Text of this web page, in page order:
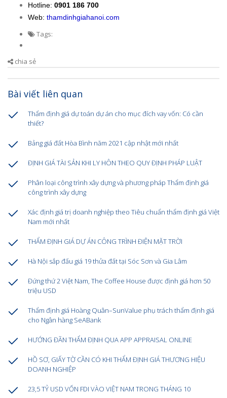
Hotline: 0901 186 700
Web: thamdinhgiahanoi.com
Tags:
chia sẻ
Bài viết liên quan
Thẩm định giá dự toán dự án cho mục đích vay vốn: Có cần
thiết?
Bảng giá đất Hòa Bình năm 2021 cập nhật mới nhất
ĐỊNH GIÁ TÀI SẢN KHI LY HÔN THEO QUY ĐỊNH PHÁP LUẬT
Phân loại công trình xây dựng và phương pháp Thẩm định giá
công trình xây dựng
Xác định giá trị doanh nghiệp theo Tiêu chuẩn thẩm định giá Việt
Nam mới nhất
THẨM ĐỊNH GIÁ DỰ ÁN CÔNG TRÌNH ĐIỆN MẶT TRỜI
Hà Nội sắp đấu giá 19 thửa đất tại Sóc Sơn và Gia Lâm
Đứng thứ 2 Việt Nam, The Coffee House được định giá hơn 50
triệu USD
Thẩm định giá Hoàng Quân–SunValue phụ trách thẩm định giá
cho Ngân hàng SeABank
HƯỚNG ĐÃN THẨM ĐỊNH QUA APP APPRAISAL ONLINE
HỒ SƠ, GIẤY TỜ CẦN CÓ KHI THẨM ĐỊNH GIÁ THƯƠNG HIỆU
DOANH NGHIỆP
23,5 TỶ USD VỐN FDI VÀO VIỆT NAM TRONG THÁNG 10